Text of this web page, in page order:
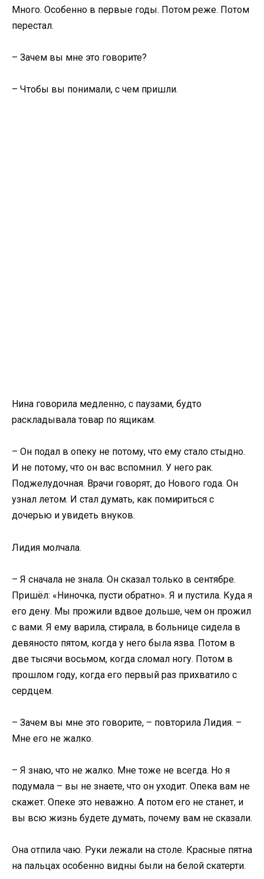
Много. Особенно в первые годы. Потом реже. Потом
перестал.
– Зачем вы мне это говорите?
– Чтобы вы понимали, с чем пришли.
Нина говорила медленно, с паузами, будто
раскладывала товар по ящикам.
– Он подал в опеку не потому, что ему стало стыдно.
И не потому, что он вас вспомнил. У него рак.
Поджелудочная. Врачи говорят, до Нового года. Он
узнал летом. И стал думать, как помириться с
дочерью и увидеть внуков.
Лидия молчала.
– Я сначала не знала. Он сказал только в сентябре.
Пришёл: «Ниночка, пусти обратно». Я и пустила. Куда я
его дену. Мы прожили вдвое дольше, чем он прожил
с вами. Я ему варила, стирала, в больнице сидела в
девяносто пятом, когда у него была язва. Потом в
две тысячи восьмом, когда сломал ногу. Потом в
прошлом году, когда его первый раз прихватило с
сердцем.
– Зачем вы мне это говорите, – повторила Лидия. –
Мне его не жалко.
– Я знаю, что не жалко. Мне тоже не всегда. Но я
подумала – вы не знаете, что он уходит. Опека вам не
скажет. Опеке это неважно. А потом его не станет, и
вы всю жизнь будете думать, почему вам не сказали.
Она отпила чаю. Руки лежали на столе. Красные пятна
на пальцах особенно видны были на белой скатерти.